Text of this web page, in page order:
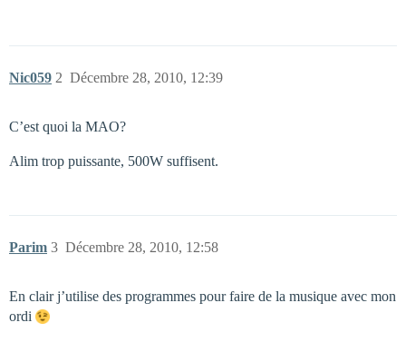
Nic059 Décembre 28, 2010, 12:39
2
C’est quoi la MAO?
Alim trop puissante, 500W suffisent.
Parim Décembre 28, 2010, 12:58
3
En clair j’utilise des programmes pour faire de la musique avec mon
ordi